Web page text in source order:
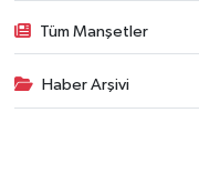
Tüm Manşetler
Haber Arşivi